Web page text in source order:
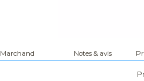
Marchand Notes & avis